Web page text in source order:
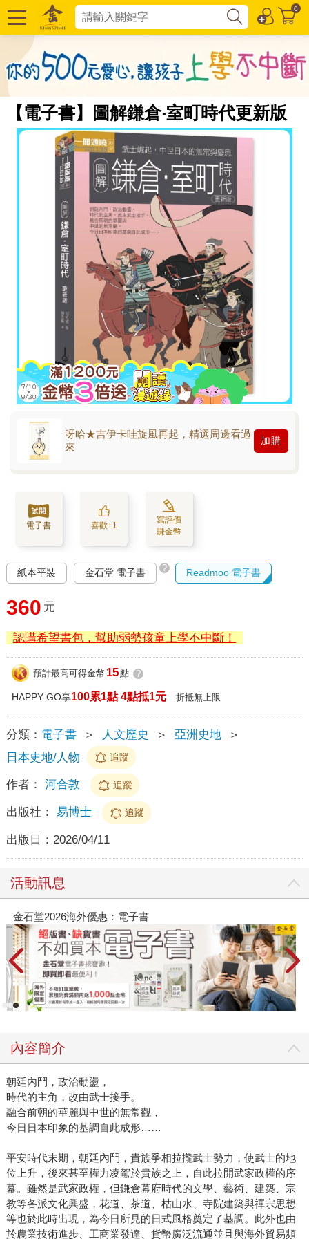
0
【電子書】圖解鎌倉‧室町時代更新版
呀哈★吉伊卡哇旋風再起，精選周邊看過
來
加購
電子書 喜歡+1
寫評價
賺金幣
紙本平裝 金石堂 電子書 ? Readmoo 電子書
360 元
認購希望書包，幫助弱勢孩童上學不中斷！
預計最高可得金幣 15點 ?
HAPPY GO享100累1點 4點抵1元 折抵無上限
分類： 電子書 ＞ 人文歷史 ＞ 亞洲史地
＞
日本史地/人物
追蹤
作者： 河合敦 追蹤
出版社： 易博士 追蹤
出版日： 2026/04/11
活動訊息
春光ｘ奇幻基地｜全書系展
內容簡介
朝廷內鬥，政治動盪，
時代的主角，改由武士接手。
融合前朝的華麗與中世的無常觀，
今日日本印象的基調自此成形……
平安時代末期，朝廷內鬥，貴族爭相拉攏武士勢力，使武士的地
位上升，後來甚至權力凌駕於貴族之上，自此拉開武家政權的序
幕。雖然是武家政權，但鎌倉幕府時代的文學、藝術、建築、宗
教等各派文化興盛，花道、茶道、枯山水、寺院建築與禪宗思想
等也於此時出現，為今日所見的日式風格奠定了基調。此外也由
於農業技術進步、工商業發達、貨幣廣泛流通並且與海外貿易頻